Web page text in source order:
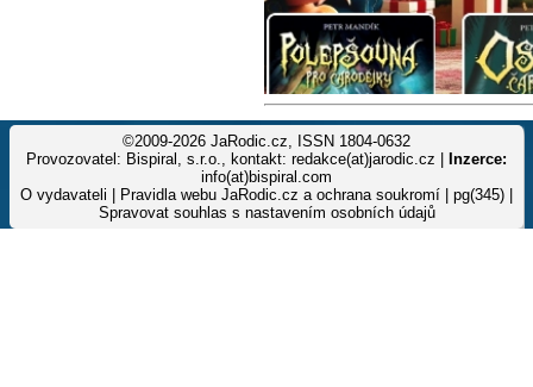
©2009-2026 JaRodic.cz, ISSN 1804-0632
Provozovatel: Bispiral, s.r.o., kontakt: redakce(at)jarodic.cz |
Inzerce:
info(at)bispiral.com
O vydavateli
Pravidla webu JaRodic.cz a ochrana soukromí | pg(345) |
Spravovat souhlas s nastavením osobních údajů